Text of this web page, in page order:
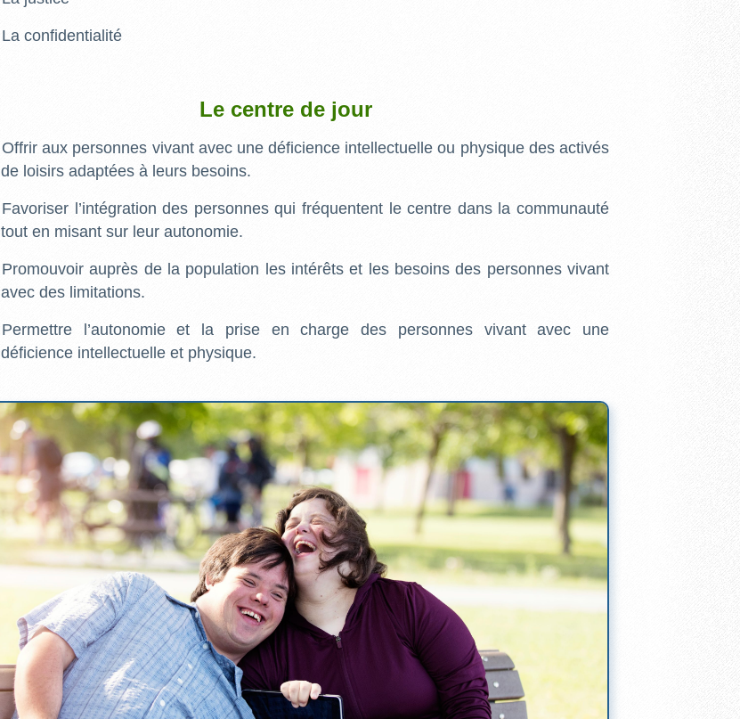
La confidentialité
Le centre de jour
Offrir aux personnes vivant avec une déficience intellectuelle ou physique des activés
de loisirs adaptées à leurs besoins.
Favoriser l’intégration des personnes qui fréquentent le centre dans la communauté
tout en misant sur leur autonomie.
Promouvoir auprès de la population les intérêts et les besoins des personnes vivant
avec des limitations.
Permettre l’autonomie et la prise en charge des personnes vivant avec une
déficience intellectuelle et physique.